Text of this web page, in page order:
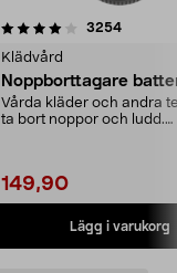
3254
Klädvård
Noppborttagare
Vårda kläder och andra
ta bort noppor och ludd.
149,90
Lägg i varukorg
4.5av 5 stjärnor